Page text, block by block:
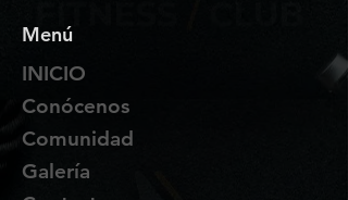
Menú
INICIO
Conócenos
Comunidad
Galería